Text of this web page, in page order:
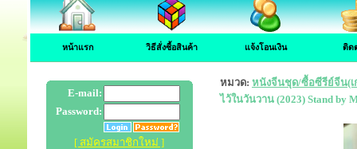
หน้าแรก วิธีสั่งซื้อสินค้า แจ้งโอนเงิน ติด
E-mail:
Password:
[ สมัครสมาชิกใหม่ ]
หมวด: หนังจีนชุด/ซื้อซีรีย์จีน(เ
ไว้ในวันวาน (2023) Stand by